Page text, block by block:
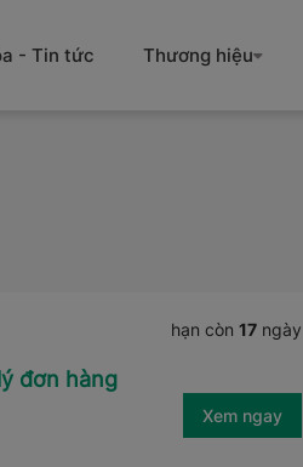
- Tin tức Thương hiệu
hạn còn 17 ngày
đơn hàng
Xem ngay